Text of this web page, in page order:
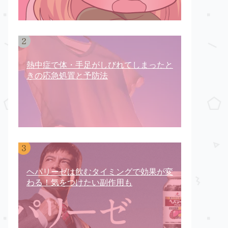
熱中症で体・手足がしびれてしまったと
きの応急処置と予防法
ヘパリーゼは飲むタイミングで効果が変
わる！気をつけたい副作用も